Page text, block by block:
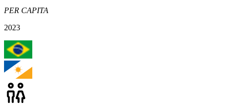
PER CAPITA
2023